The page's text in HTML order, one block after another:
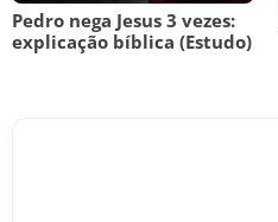
Pedro nega Jesus 3 vezes:
explicação bíblica (Estudo)